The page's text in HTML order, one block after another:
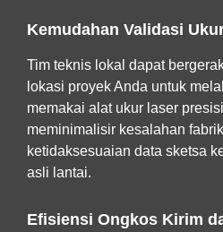
Kemudahan Validasi
Tim teknis lokal dapat
lokasi proyek Anda untuk
memakai alat ukur laser
meminimalisir kesalahan
ketidaksesuaian data sketsa
asli lantai.
Efisiensi Ongkos Kirim